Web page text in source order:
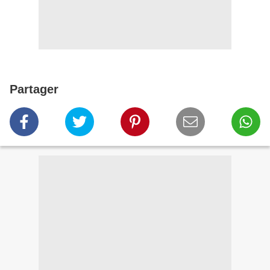
Partager